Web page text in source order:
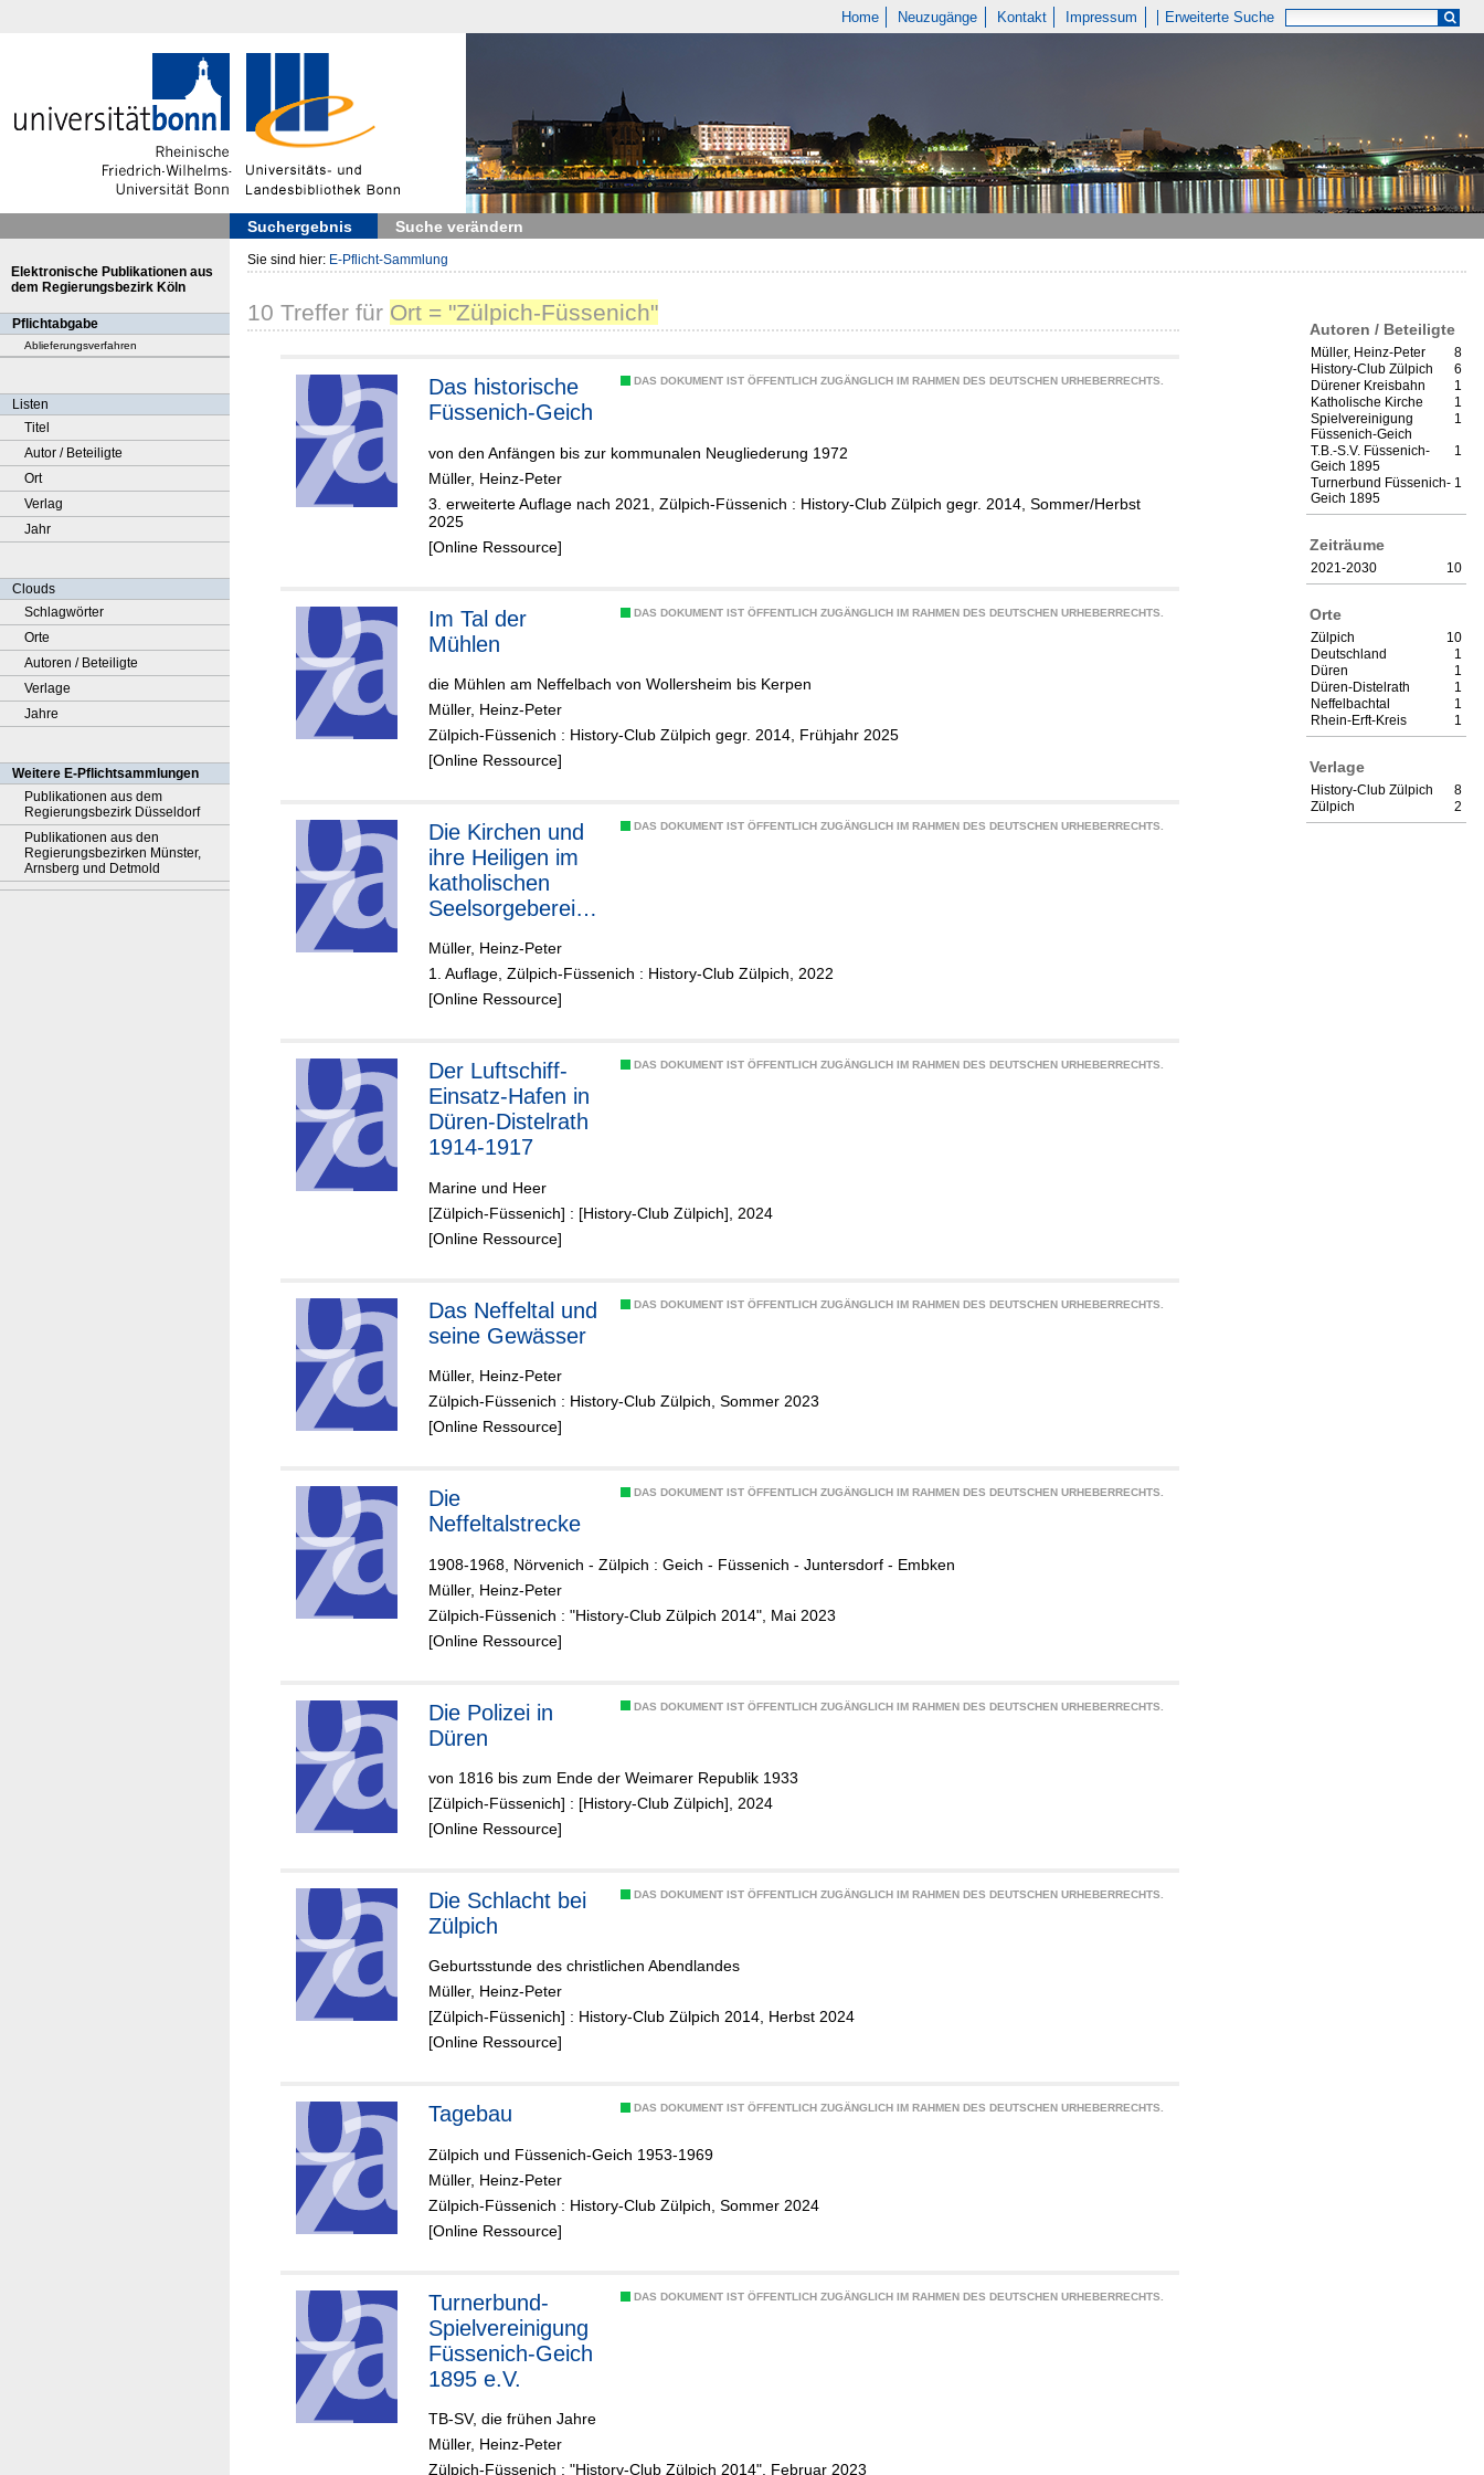
Home Neuzugänge Kontakt Impressum Erweiterte Suche
Suchergebnis Suche verändern
Elektronische Publikationen aus
dem Regierungsbezirk Köln
Pflichtabgabe
Ablieferungsverfahren
Listen
Titel
Autor / Beteiligte
Ort
Verlag
Jahr
Clouds
Schlagwörter
Orte
Autoren / Beteiligte
Verlage
Jahre
Weitere E-Pflichtsammlungen
Publikationen aus dem
Regierungsbezirk Düsseldorf
Publikationen aus den
Regierungsbezirken Münster,
Arnsberg und Detmold
Sie sind hier: E-Pflicht-Sammlung
Autoren / Beteiligte
8
Müller, Heinz-Peter
6
History-Club Zülpich
1
Dürener Kreisbahn
1
Katholische Kirche
1
Spielvereinigung
Füssenich-Geich
1
T.B.-S.V. Füssenich-
Geich 1895
1
Turnerbund Füssenich-
Geich 1895
Zeiträume
10
2021-2030
Orte
10
Zülpich
1
Deutschland
1
Düren
1
Düren-Distelrath
1
Neffelbachtal
1
Rhein-Erft-Kreis
Verlage
8
History-Club Zülpich
2
Zülpich
10 Treffer für Ort = "Zülpich-Füssenich"
DAS DOKUMENT IST ÖFFENTLICH ZUGÄNGLICH IM RAHMEN DES DEUTSCHEN URHEBERRECHTS.
Das historische
Füssenich-Geich
von den Anfängen bis zur kommunalen Neugliederung 1972
Müller, Heinz-Peter
3. erweiterte Auflage nach 2021, Zülpich-Füssenich : History-Club Zülpich gegr. 2014, Sommer/Herbst
2025
[Online Ressource]
DAS DOKUMENT IST ÖFFENTLICH ZUGÄNGLICH IM RAHMEN DES DEUTSCHEN URHEBERRECHTS.
Im Tal der
Mühlen
die Mühlen am Neffelbach von Wollersheim bis Kerpen
Müller, Heinz-Peter
Zülpich-Füssenich : History-Club Zülpich gegr. 2014, Frühjahr 2025
[Online Ressource]
DAS DOKUMENT IST ÖFFENTLICH ZUGÄNGLICH IM RAHMEN DES DEUTSCHEN URHEBERRECHTS.
Die Kirchen und
ihre Heiligen im
katholischen
Seelsorgebereich
Müller, Heinz-Peter
1. Auflage, Zülpich-Füssenich : History-Club Zülpich, 2022
[Online Ressource]
DAS DOKUMENT IST ÖFFENTLICH ZUGÄNGLICH IM RAHMEN DES DEUTSCHEN URHEBERRECHTS.
Der Luftschiff-
Einsatz-Hafen in
Düren-Distelrath
1914-1917
Marine und Heer
[Zülpich-Füssenich] : [History-Club Zülpich], 2024
[Online Ressource]
DAS DOKUMENT IST ÖFFENTLICH ZUGÄNGLICH IM RAHMEN DES DEUTSCHEN URHEBERRECHTS.
Das Neffeltal und
seine Gewässer
Müller, Heinz-Peter
Zülpich-Füssenich : History-Club Zülpich, Sommer 2023
[Online Ressource]
DAS DOKUMENT IST ÖFFENTLICH ZUGÄNGLICH IM RAHMEN DES DEUTSCHEN URHEBERRECHTS.
Die
Neffeltalstrecke
1908-1968, Nörvenich - Zülpich : Geich - Füssenich - Juntersdorf - Embken
Müller, Heinz-Peter
Zülpich-Füssenich : "History-Club Zülpich 2014", Mai 2023
[Online Ressource]
DAS DOKUMENT IST ÖFFENTLICH ZUGÄNGLICH IM RAHMEN DES DEUTSCHEN URHEBERRECHTS.
Die Polizei in
Düren
von 1816 bis zum Ende der Weimarer Republik 1933
[Zülpich-Füssenich] : [History-Club Zülpich], 2024
[Online Ressource]
DAS DOKUMENT IST ÖFFENTLICH ZUGÄNGLICH IM RAHMEN DES DEUTSCHEN URHEBERRECHTS.
Die Schlacht bei
Zülpich
Geburtsstunde des christlichen Abendlandes
Müller, Heinz-Peter
[Zülpich-Füssenich] : History-Club Zülpich 2014, Herbst 2024
[Online Ressource]
DAS DOKUMENT IST ÖFFENTLICH ZUGÄNGLICH IM RAHMEN DES DEUTSCHEN URHEBERRECHTS.
Tagebau
Zülpich und Füssenich-Geich 1953-1969
Müller, Heinz-Peter
Zülpich-Füssenich : History-Club Zülpich, Sommer 2024
[Online Ressource]
DAS DOKUMENT IST ÖFFENTLICH ZUGÄNGLICH IM RAHMEN DES DEUTSCHEN URHEBERRECHTS.
Turnerbund-
Spielvereinigung
Füssenich-Geich
1895 e.V.
TB-SV, die frühen Jahre
Müller, Heinz-Peter
Zülpich-Füssenich : "History-Club Zülpich 2014", Februar 2023